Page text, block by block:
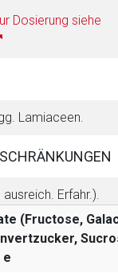
Dosierung siehe
Lamiaceen.
Erfahr.).
(Fructose,
e
Ebenso gelten